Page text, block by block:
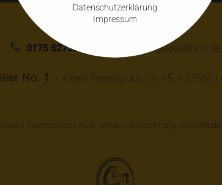
0175 5273525 Patricia@AtelierNo1.de
No. 1 Kleine Petersgrube 13--15 23552
Datenschutz AGB Widerrufsbelehrung
Datenschutzerklärung
Impressum